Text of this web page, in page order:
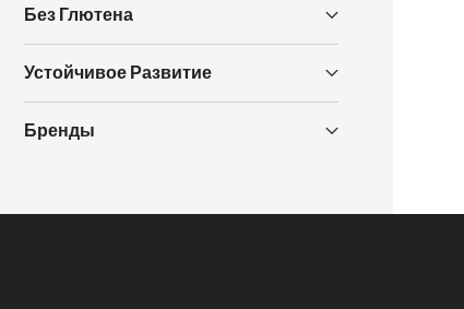
Без Глютена
Устойчивое Развитие
Бренды